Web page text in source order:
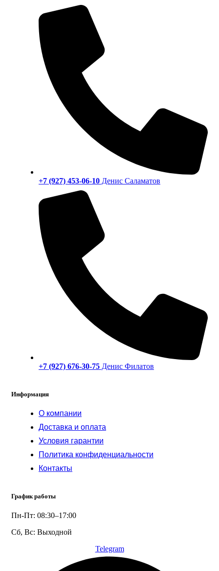
+7 (927) 453-06-10 Денис Саламатов
+7 (927) 676-30-75 Денис Филатов
Информация
О компании
Доставка и оплата
Условия гарантии
Политика конфиденциальности
Контакты
График работы
Пн-Пт: 08:30–17:00
Сб, Вс: Выходной
Telegram